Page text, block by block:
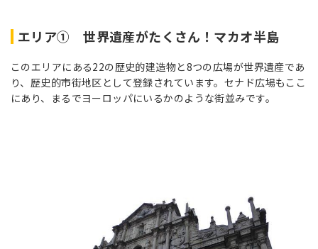
エリア① 世界遺産がたくさん！マカオ半島
このエリアにある22の歴史的建造物と8つの広場が世界遺産であ
り、歴史的市街地区として登録されています。セナド広場もここ
にあり、まるでヨーロッパにいるかのような街並みです。